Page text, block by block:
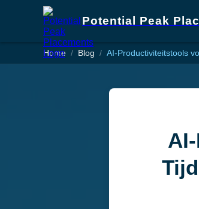
Potential Peak
Home Blog AI-Productiviteitstools